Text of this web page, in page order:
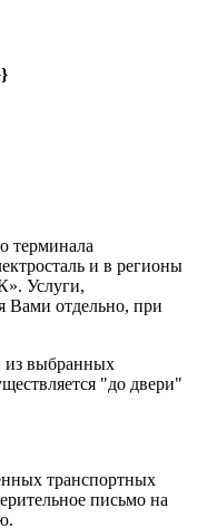
терминала
и в регионы
Услуги,
Вами отдельно, при
из выбранных
"до двери"
транспортных
письмо на